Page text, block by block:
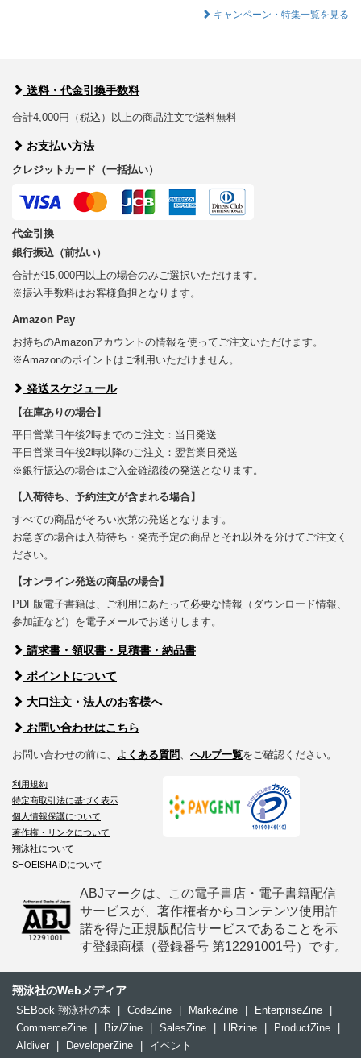
キャンペーン・特集一覧を見る
送料・代金引換手数料
合計4,000円（税込）以上の商品注文で送料無料
お支払い方法
クレジットカード（一括払い）
代金引換
銀行振込（前払い）
合計が15,000円以上の場合のみご選択いただけます。
※振込手数料はお客様負担となります。
Amazon Pay
お持ちのAmazonアカウントの情報を使ってご注文いただけます。
※Amazonのポイントはご利用いただけません。
発送スケジュール
【在庫ありの場合】
平日営業日午後2時までのご注文：当日発送
平日営業日午後2時以降のご注文：翌営業日発送
※銀行振込の場合はご入金確認後の発送となります。
【入荷待ち、予約注文が含まれる場合】
すべての商品がそろい次第の発送となります。
お急ぎの場合は入荷待ち・発売予定の商品とそれ以外を分けてご注文く
ださい。
【オンライン発送の商品の場合】
PDF版電子書籍は、ご利用にあたって必要な情報（ダウンロード情報、
参加証など）を電子メールでお送りします。
請求書・領収書・見積書・納品書
ポイントについて
大口注文・法人のお客様へ
お問い合わせはこちら
お問い合わせの前に、 よくある質問 ヘルプ一覧をご確認ください。
利用規約
特定商取引法に基づく表示
個人情報保護について
著作権・リンクについて
翔泳社について
SHOEISHA iDについて
ABJマークは、この電子書店・電子書籍配信
サービスが、著作権者からコンテンツ使用許
諾を得た正規版配信サービスであることを示
す登録商標（登録番号 第12291001号）です。
翔泳社のWebメディア
SEBook 翔泳社の本 | CodeZine | MarkeZine | EnterpriseZine
|
CommerceZine
| Biz/Zine | SalesZine | HRzine | ProductZine
|
AIdiver
| DeveloperZine | イベント